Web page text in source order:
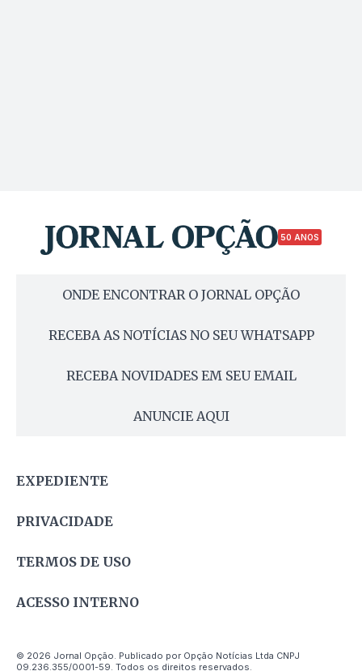
50 ANOS
ONDE ENCONTRAR O JORNAL OPÇÃO
RECEBA AS NOTÍCIAS NO SEU WHATSAPP
RECEBA NOVIDADES EM SEU EMAIL
ANUNCIE AQUI
EXPEDIENTE
PRIVACIDADE
TERMOS DE USO
ACESSO INTERNO
© 2026 Jornal Opção. Publicado por Opção Notícias Ltda CNPJ
09.236.355/0001-59. Todos os direitos reservados.